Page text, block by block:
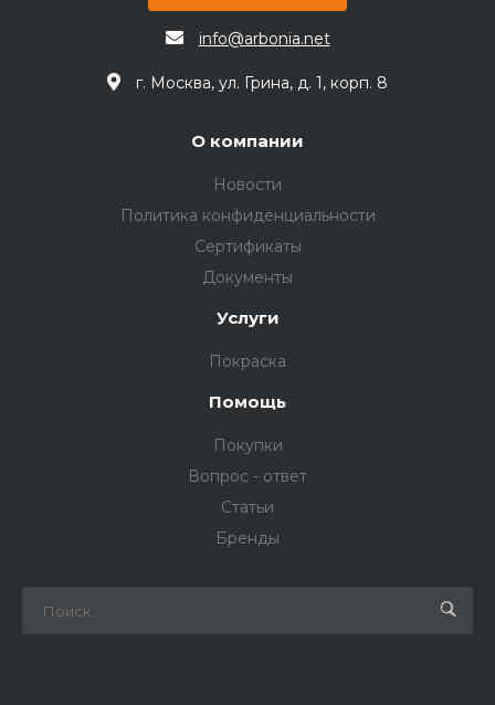
info@arbonia.net
г. Москва, ул. Грина, д. 1, корп. 8
О компании
Новости
Политика конфиденциальности
Сертификаты
Документы
Услуги
Покраска
Помощь
Покупки
Вопрос - ответ
Статьи
Бренды